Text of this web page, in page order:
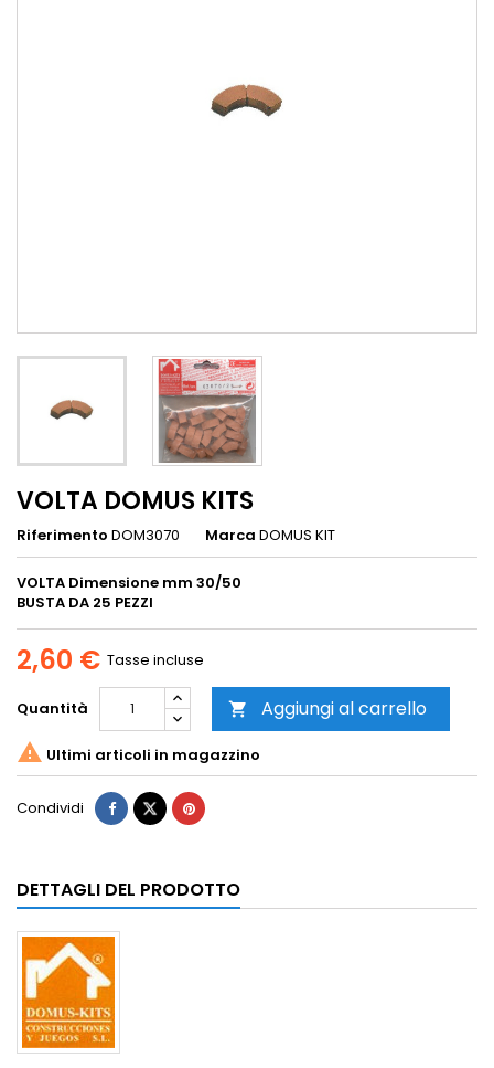
VOLTA DOMUS KITS
Riferimento DOM3070 Marca DOMUS KIT
VOLTA Dimensione mm 30/50
BUSTA DA 25 PEZZI
2,60 € Tasse incluse
Quantità  Aggiungi al carrello
 Ultimi articoli in magazzino
Condividi
DETTAGLI DEL PRODOTTO